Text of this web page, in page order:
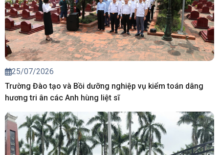
25/07/2026
Trường Đào tạo và Bồi dưỡng nghiệp vụ kiểm toán dâng
hương tri ân các Anh hùng liệt sĩ